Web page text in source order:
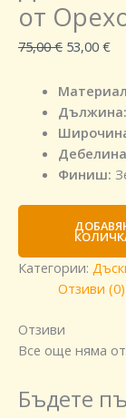
от
75,00€ 53,00 €
Дължина:
Финиш:
Категории:
Отзиви (0)
Отзиви
Все още няма
Бъдете